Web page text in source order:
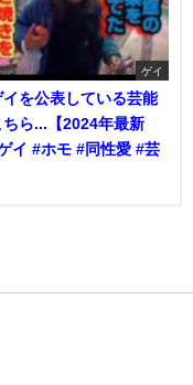
ゲイ
イを公表している芸能
ちら...【2024年最新
イ #ホモ #同性愛 #芸